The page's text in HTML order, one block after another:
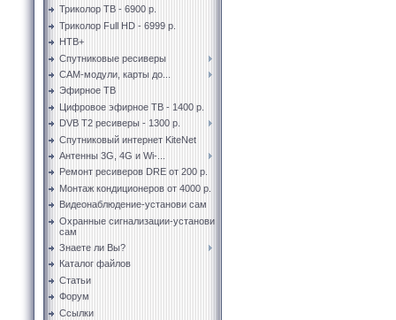
Триколор ТВ - 6900 р.
Триколор Full HD - 6999 р.
НТВ+
Спутниковые ресиверы
CAM-модули, карты до...
Эфирное ТВ
Цифровое эфирное ТВ - 1400 р.
DVB T2 ресиверы - 1300 р.
Спутниковый интернет KiteNet
Антенны 3G, 4G и Wi-...
Ремонт ресиверов DRE от 200 р.
Монтаж кондиционеров от 4000 р.
Видеонаблюдение-установи сам
Охранные сигнализации-установи
сам
Знаете ли Вы?
Каталог файлов
Статьи
Форум
Ссылки